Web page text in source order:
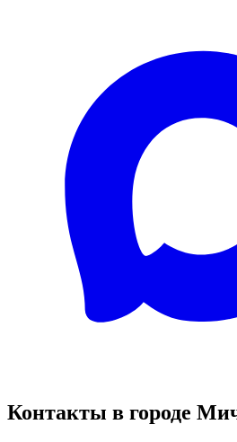
Контакты в городе